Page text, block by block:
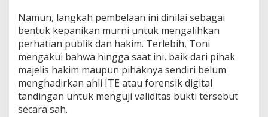
Namun, langkah pembelaan ini dinilai sebagai
bentuk kepanikan murni untuk mengalihkan
perhatian publik dan hakim. Terlebih, Toni
mengakui bahwa hingga saat ini, baik dari pihak
majelis hakim maupun pihaknya sendiri belum
menghadirkan ahli ITE atau forensik digital
tandingan untuk menguji validitas bukti tersebut
secara sah.